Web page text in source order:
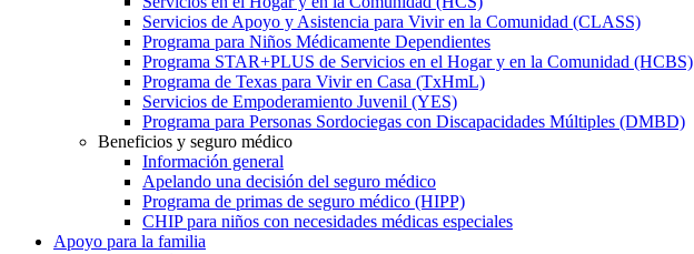
Servicios de Apoyo y Asistencia para Vivir en la Comunidad (CLASS)
Programa para Niños Médicamente Dependientes
Programa STAR+PLUS de Servicios en el Hogar y en la Comunidad (HCBS)
Programa de Texas para Vivir en Casa (TxHmL)
Servicios de Empoderamiento Juvenil (YES)
Programa para Personas Sordociegas con Discapacidades Múltiples (DMBD)
Beneficios y seguro médico
Información general
Apelando una decisión del seguro médico
Programa de primas de seguro médico (HIPP)
CHIP para niños con necesidades médicas especiales
Apoyo para la familia